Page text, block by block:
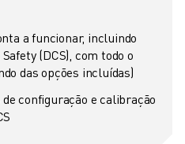
a funcionar, incluindo
(DCS), com todo o
das opções incluídas)
configuração e calibração